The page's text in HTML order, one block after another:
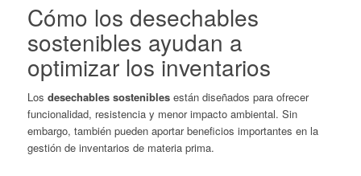
Cómo los desechables
sostenibles ayudan a
optimizar los inventarios
Los desechables sostenibles están diseñados para ofrecer
funcionalidad, resistencia y menor impacto ambiental. Sin
embargo, también pueden aportar beneficios importantes en la
gestión de inventarios de materia prima.